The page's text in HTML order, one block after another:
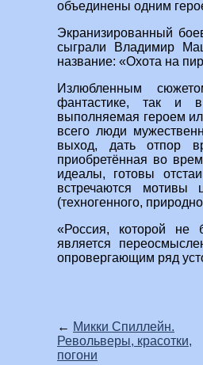
объединены одним
Экранизированный
сыграли Владимир
название: «Охота на
Излюбленным
фантастике, так и в
выполняемая героем
всего люди
выход, дать отпор
приобретённая во
идеалы, готовы
встречаются мотивы
(техногенного,
«Россия, которой не
является
опровергающим ряд
← Микки Спиллейн.
Револьверы, красотки,
погони